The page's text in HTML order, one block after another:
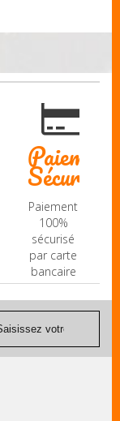
Paiement
Sécurisé
Paiement
100%
sécurisé
par carte
bancaire
(Mastercard,
Visa, ...) et